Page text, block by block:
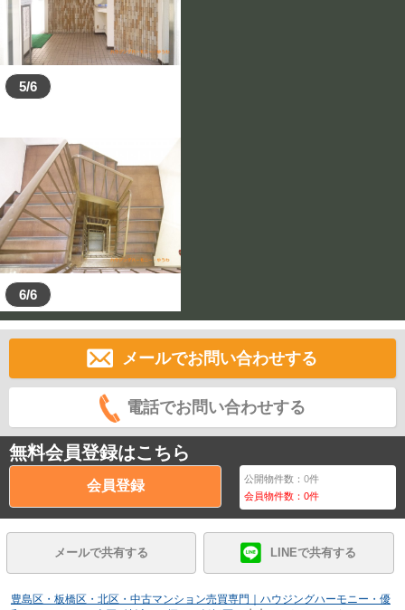
5/6
6/6
メールでお問い合わせする
電話でお問い合わせする
無料会員登録はこちら
会員登録 公開物件数：0件
会員物件数：0件
メールで共有する LINEで共有する
豊島区・板橋区・北区・中古マンション売買専門｜ハウジングハーモニー・優